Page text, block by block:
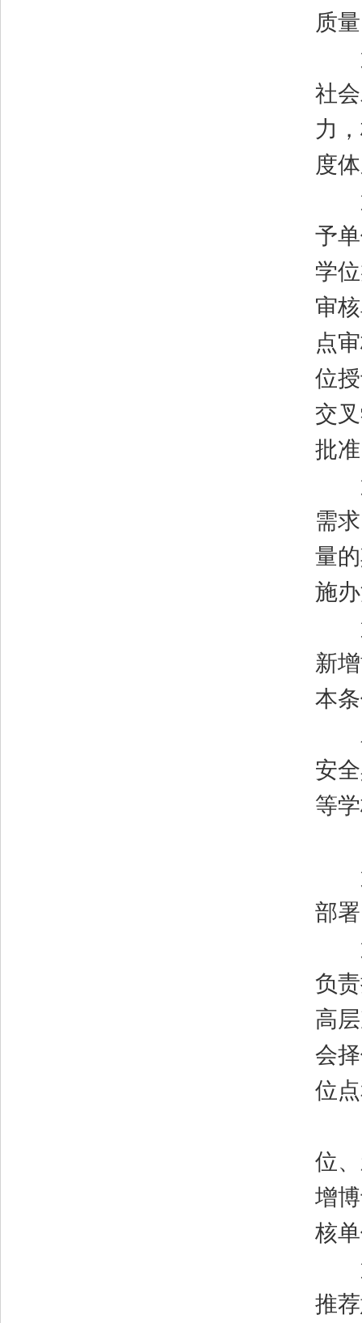
质
第
社
力
度
第
予
学
审
点
位
交
批
第
需
量
施
第
新
本
安
等
第
部
第
负
高
会
位
位
增
核
第
推